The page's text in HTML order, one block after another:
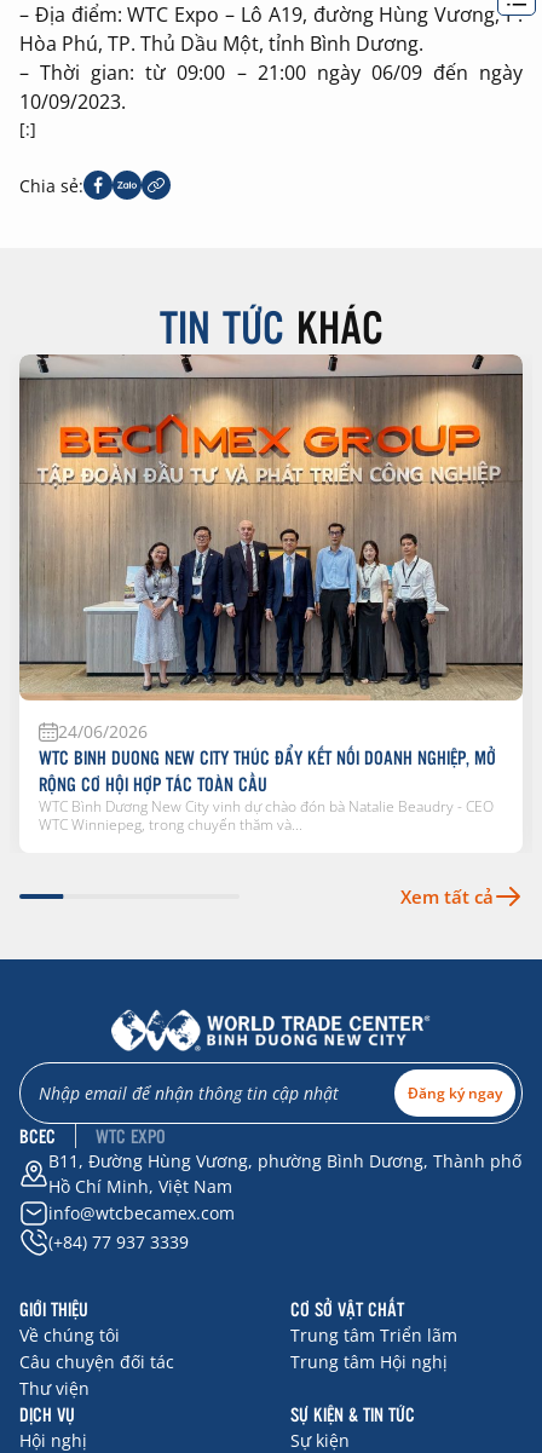
– Địa điểm: WTC Expo – Lô A19, đường Hùng Vương, P.
Hòa Phú, TP. Thủ Dầu Một, tỉnh Bình Dương.
– Thời gian: từ 09:00 – 21:00 ngày 06/09 đến ngày
10/09/2023.
[:]
Chia sẻ:
TIN TỨC KHÁC
24/06/2026
WTC BINH DUONG NEW CITY THÚC ĐẨY KẾT NỐI DOANH NGHIỆP, MỞ
RỘNG CƠ HỘI HỢP TÁC TOÀN CẦU
WTC Bình Dương New City vinh dự chào đón bà Natalie Beaudry - CEO
WTC Winniepeg, trong chuyến thăm và...
Xem tất cả
Đăng ký ngay
BCEC WTC EXPO
B11, Đường Hùng Vương, phường Bình Dương, Thành phố
Hồ Chí Minh, Việt Nam
info@wtcbecamex.com
(+84) 77 937 3339
GIỚI THIỆU
Về chúng tôi
Câu chuyện đối tác
Thư viện
CƠ SỞ VẬT CHẤT
Trung tâm Triển lãm
Trung tâm Hội nghị
DỊCH VỤ
Hội nghị
SỰ KIỆN & TIN TỨC
Sự kiện